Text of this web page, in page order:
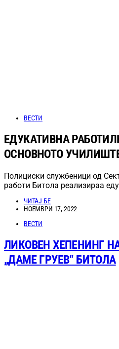
ВЕСТИ
ЕДУКАТИВНА
ОСНОВНОТО
Полициски службеници од
работи Битола реализираа
ЧИТАЈ БЕ
НОЕМВРИ 17, 2022
ВЕСТИ
ЛИКОВЕН ХЕПЕНИНГ
„ДАМЕ ГРУЕВ“ БИТОЛА